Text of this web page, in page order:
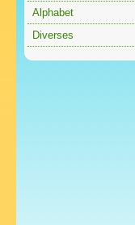
Alphabet
Diverses